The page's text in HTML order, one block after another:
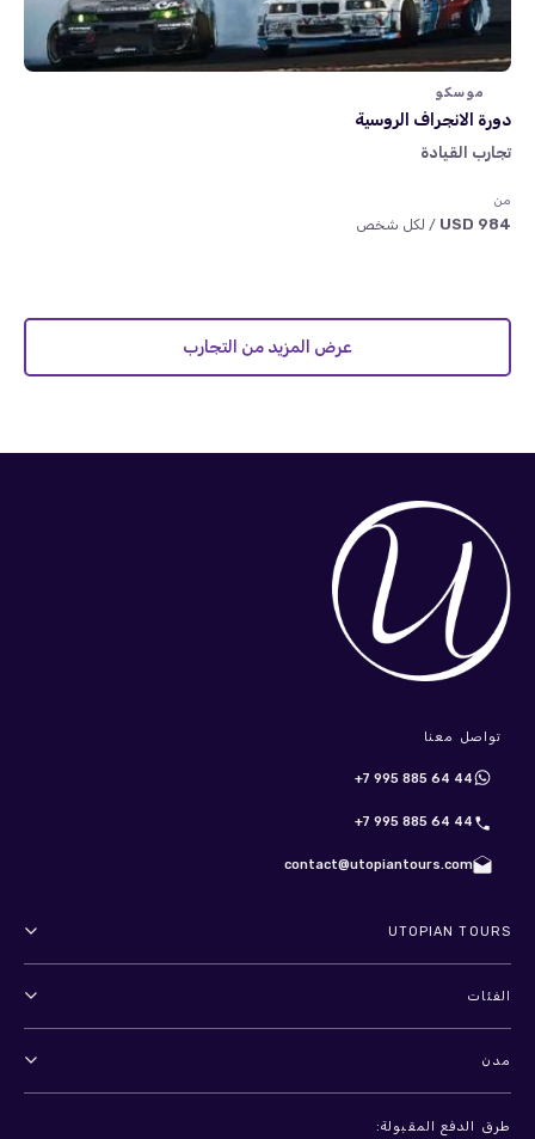
موسكو
دورة الانجراف الروسية
تجارب القيادة
من
984 USD / لكل شخص
عرض المزيد من التجارب
تواصل معنا
+7 995 885 64 44
+7 995 885 64 44
contact@utopiantours.com
UTOPIAN TOURS
سياسة الخصوصية
الفئات
ترفيه
مدن
طرق الدفع المقبولة: